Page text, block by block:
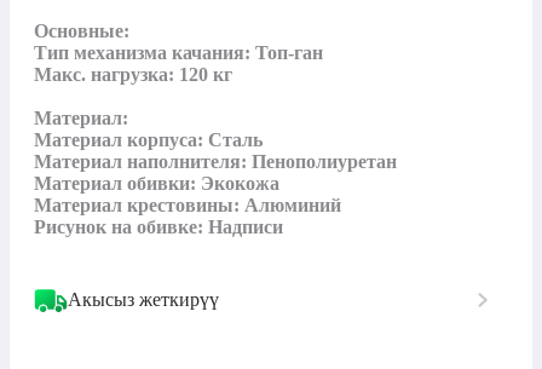
Основные:
Тип механизма качания: Топ-ган
Макс. нагрузка: 120 кг
Материал:
Материал корпуса: Сталь
Материал наполнителя: Пенополиуретан
Материал обивки: Экокожа
Материал крестовины: Алюминий
Рисунок на обивке: Надписи
Акысыз жеткирүү